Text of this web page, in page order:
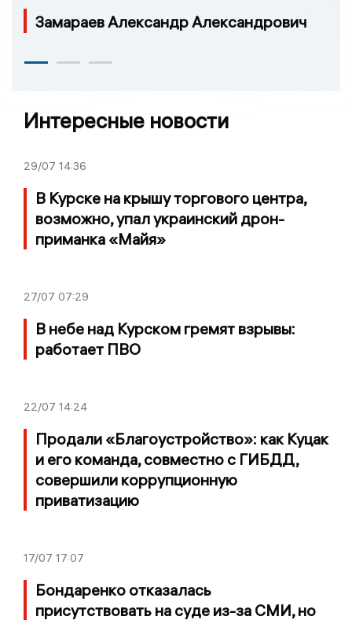
Замараев Александр Александрович
Интересные новости
29/07 14:36
В Курске на крышу торгового центра,
возможно, упал украинский дрон-
приманка «Майя»
27/07 07:29
В небе над Курском гремят взрывы:
работает ПВО
22/07 14:24
Продали «Благоустройство»: как Куцак
и его команда, совместно с ГИБДД,
совершили коррупционную
приватизацию
17/07 17:07
Бондаренко отказалась
присутствовать на суде из-за СМИ, но